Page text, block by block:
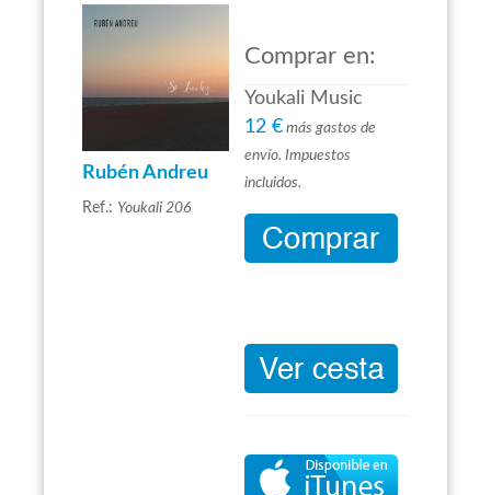
Rubén Andreu
Ref.: Youkali 206
Comprar en:
Youkali Music
12 € más gastos de
envío. Impuestos
incluidos.